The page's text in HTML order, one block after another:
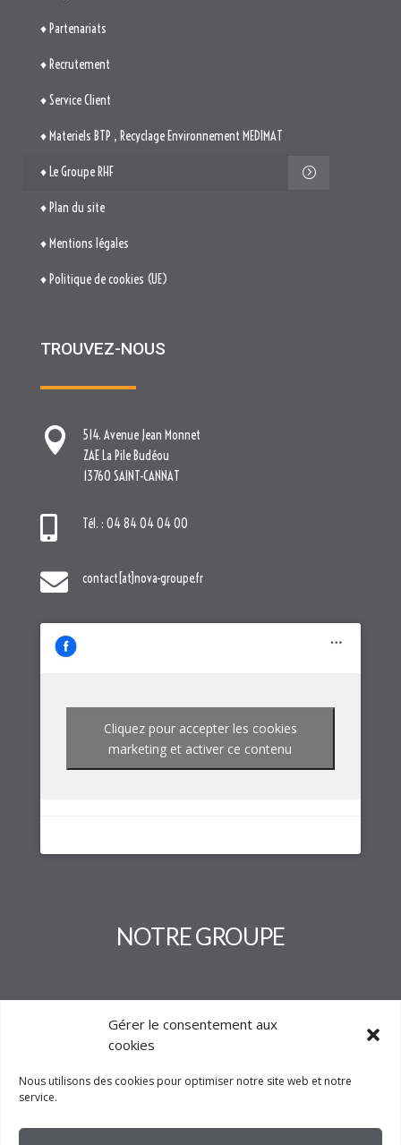
Gérer le consentement aux
cookies
Nous utilisons des cookies pour optimiser notre site web et notre
service.
♦ Partenariats
♦ Recrutement
♦ Service Client
♦ Materiels BTP , Recyclage Environnement MEDIMAT
♦ Le Groupe RHF
♦ Plan du site
♦ Mentions légales
♦ Politique de cookies (UE)
TROUVEZ-NOUS

514. Avenue Jean Monnet
ZAE La Pile Budéou
13760 SAINT-CANNAT
 Tél. : 04 84 04 04 00
 contact[at]nova-groupe.fr
Cliquez pour accepter les cookies
marketing et activer ce contenu
NOTRE GROUPE